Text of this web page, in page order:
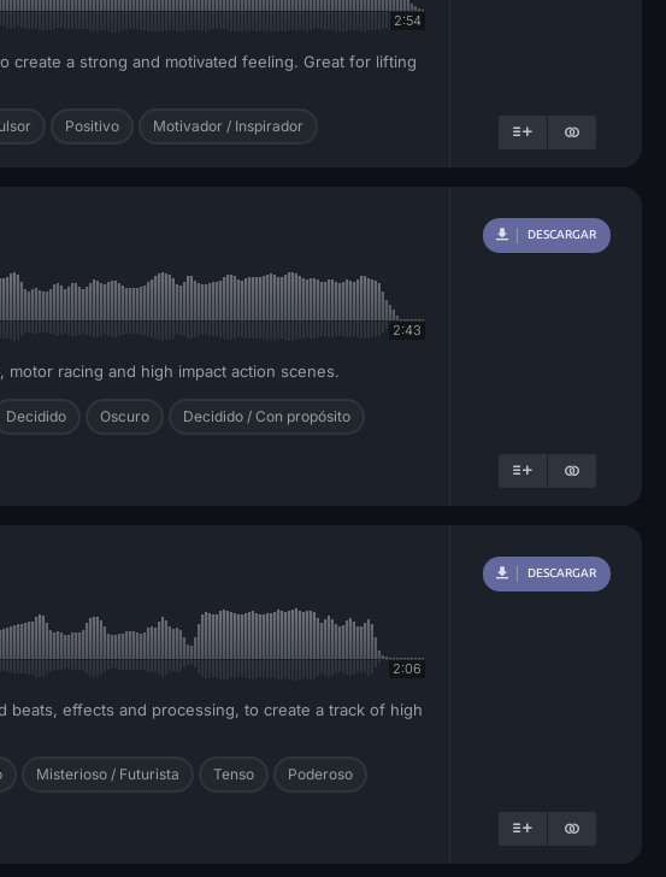
2:54
create a strong and motivated feeling. Great for lifting
Positivo Motivador / Inspirador
2:43
racing and high impact action scenes.
Decidido Oscuro Decidido / Con propósito
DESCARGAR
2:06
effects and processing, to create a track of high
Misterioso / Futurista Tenso Poderoso
DESCARGAR